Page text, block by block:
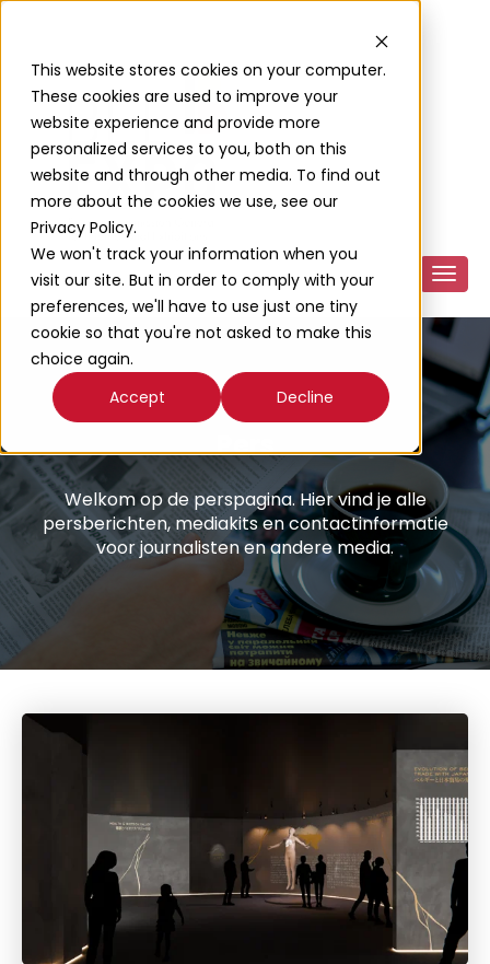
This website stores cookies on your computer.
These cookies are used to improve your
website experience and provide more
personalized services to you, both on this
website and through other media. To find out
more about the cookies we use, see our
Privacy Policy.
We won't track your information when you
visit our site. But in order to comply with your
preferences, we'll have to use just one tiny
cookie so that you're not asked to make this
choice again.
Accept
Decline
Pers
Welkom op de perspagina. Hier vind je alle
persberichten, mediakits en contactinformatie
voor journalisten en andere media.